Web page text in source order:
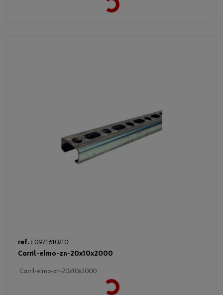
Loading...
ref. : 0971610210
carril-elmo-zn-20x10x2000
carril-elmo-zn-20x10x2000